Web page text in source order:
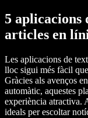
5 aplicacions
articles en
Les aplicacions de
lloc sigui més fàcil
Gràcies als avenços
automàtic, aquestes
experiència atractiva.
ideals per escoltar